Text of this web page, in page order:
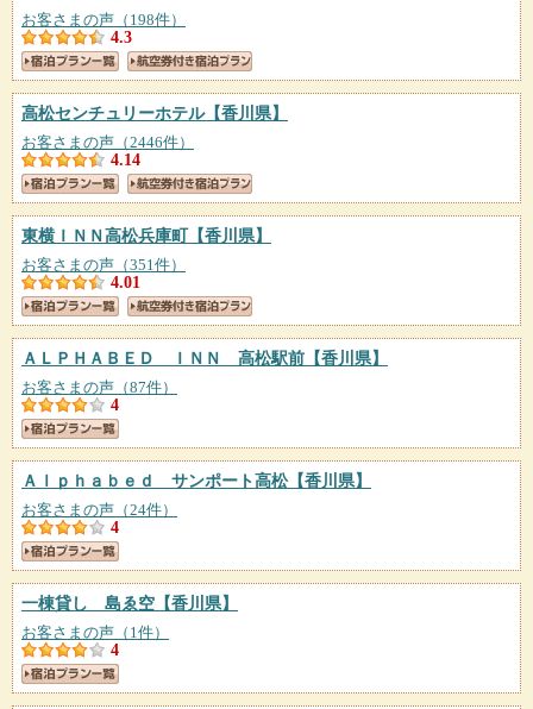
お客さまの声（198件）
4.3
高松センチュリーホテル【香川県】
お客さまの声（2446件）
4.14
東横ＩＮＮ高松兵庫町【香川県】
お客さまの声（351件）
4.01
ＡＬＰＨＡＢＥＤ ＩＮＮ 高松駅前 【香川県】
お客さまの声（87件）
4
Ａｌｐｈａｂｅｄ サンポート高松【香川県】
お客さまの声（24件）
4
一棟貸し 島ゑ空 【香川県】
お客さまの声（1件）
4